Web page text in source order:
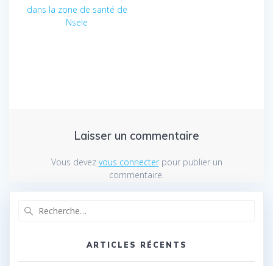
l’article
dans la zone de santé de
Nsele
Laisser un commentaire
Vous devez vous connecterpour publier un
commentaire.
ARTICLES RÉCENTS